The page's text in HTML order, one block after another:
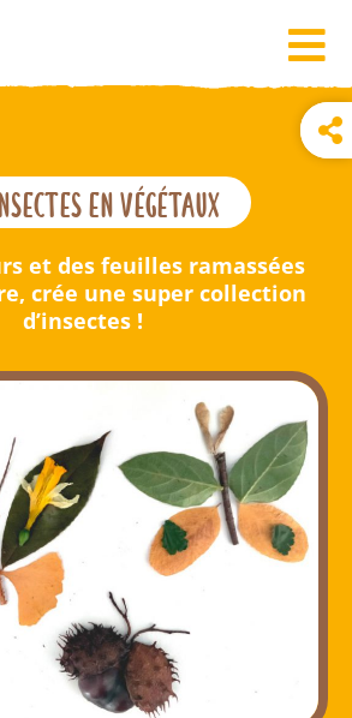
en végétaux
et des feuilles ramassées
crée une super collection
d’insectes !